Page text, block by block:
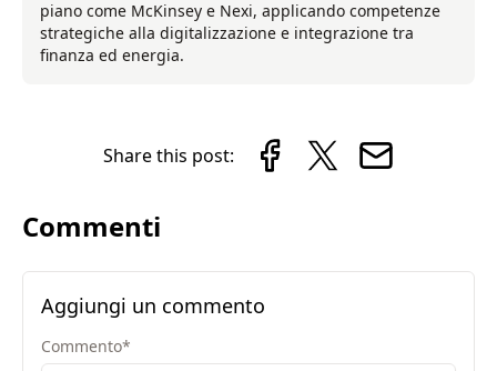
piano come McKinsey e Nexi, applicando competenze
strategiche alla digitalizzazione e integrazione tra
finanza ed energia.
Share this post:
Commenti
Aggiungi un commento
Commento*